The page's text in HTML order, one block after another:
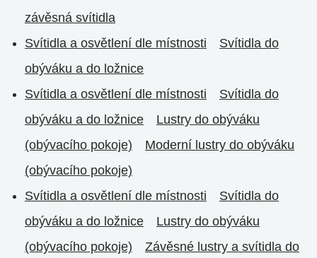
závěsná svítidla
Svítidla a osvětlení dle místnosti
Svítidla do
obýváku a do ložnice
Svítidla a osvětlení dle místnosti
Svítidla do
obýváku a do ložnice
Lustry do obýváku
(obývacího pokoje)
Moderní lustry do obýváku
(obývacího pokoje)
Svítidla a osvětlení dle místnosti
Svítidla do
obýváku a do ložnice
Lustry do obýváku
(obývacího pokoje)
Závěsné lustry a svítidla do